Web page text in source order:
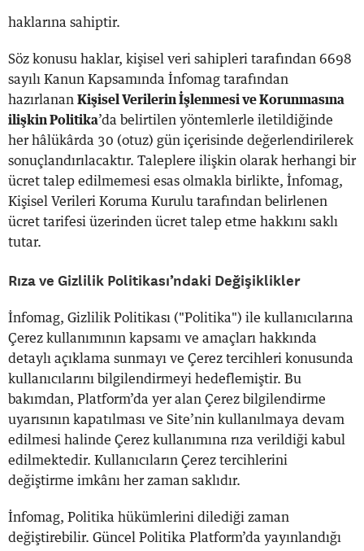
haklarına sahiptir.
Söz konusu haklar, kişisel veri sahipleri tarafından 6698
sayılı Kanun Kapsamında İnfomag tarafından
hazırlanan Kişisel Verilerin İşlenmesi ve Korunmasına
ilişkin Politika’da belirtilen yöntemlerle iletildiğinde
her hâlükârda 30 (otuz) gün içerisinde değerlendirilerek
sonuçlandırılacaktır. Taleplere ilişkin olarak herhangi bir
ücret talep edilmemesi esas olmakla birlikte, İnfomag,
Kişisel Verileri Koruma Kurulu tarafından belirlenen
ücret tarifesi üzerinden ücret talep etme hakkını saklı
tutar.
Rıza ve Gizlilik Politikası’ndaki Değişiklikler
İnfomag, Gizlilik Politikası ("Politika") ile kullanıcılarına
Çerez kullanımının kapsamı ve amaçları hakkında
detaylı açıklama sunmayı ve Çerez tercihleri konusunda
kullanıcılarını bilgilendirmeyi hedeflemiştir. Bu
bakımdan, Platform’da yer alan Çerez bilgilendirme
uyarısının kapatılması ve Site’nin kullanılmaya devam
edilmesi halinde Çerez kullanımına rıza verildiği kabul
edilmektedir. Kullanıcıların Çerez tercihlerini
değiştirme imkânı her zaman saklıdır.
İnfomag, Politika hükümlerini dilediği zaman
değiştirebilir. Güncel Politika Platform’da yayınlandığı